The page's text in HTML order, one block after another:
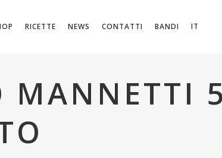
RICETTE NEWS CONTATTI BANDI IT
MANNETTI